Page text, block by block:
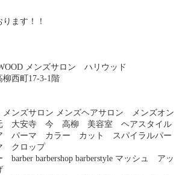
ます！！
メンズサロン ハリウッド
柳西町17-3-1階
ンズサロン メンズヘアサロン メンズオン
大安寺 今 高柳 美容室 ヘアスタイル
パーマ カラー カット スパイラルパー
クロップ
barbershop barberstyle マッシュ アッ